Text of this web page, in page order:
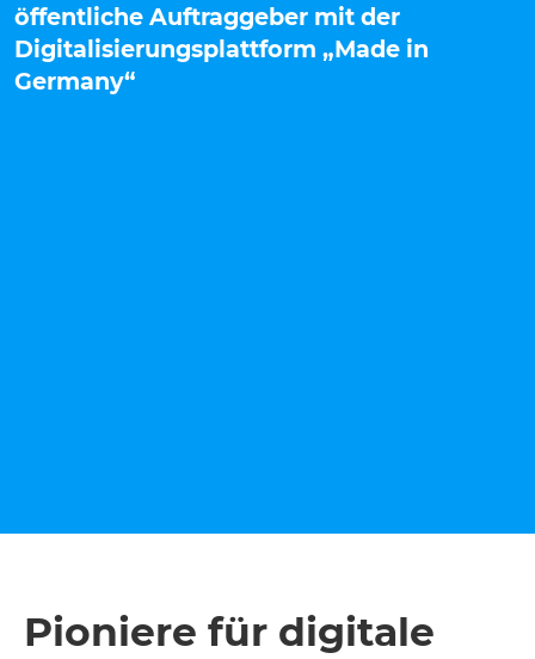
öffentliche Auftraggeber mit der
Digitalisierungsplattform „Made in
Germany“
Pioniere für digitale